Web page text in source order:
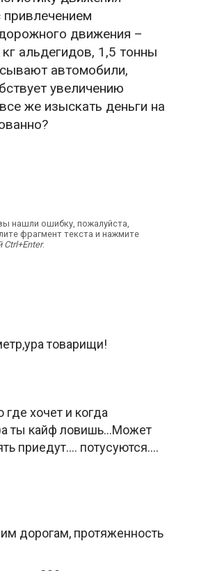
привлечением
движения –
альдегидов, 1,5 тонны
автомобили,
увеличению
же изыскать деньги на
нашли ошибку, пожалуйста,
фрагмент текста и нажмите
Ctrl+Enter.
товарищи!
хочет и когда
ты кайф ловишь…Может
приедут…. потусуются….
дорогам, протяженность